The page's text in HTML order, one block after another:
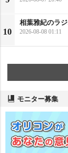
10
相葉雅紀のラ
2026-08-08 01:11
モニター募集